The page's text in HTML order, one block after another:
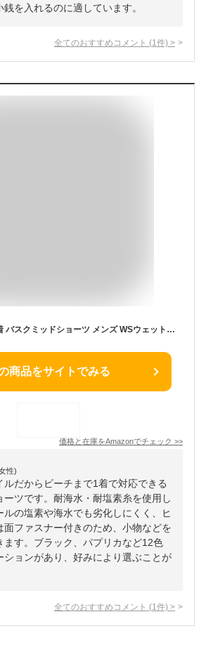
銭を入れるのに適しています。
全てのおすすめコメント (1 件) >
[ヘリーハンセン] 水着 バスクミッドショーツ メンズ WSウェットサンド L
商品をサイトでみる
価格と在庫をAmazonでチェック >>
性)
ルだからビーチまで1着で対応できる
ーツです。耐海水・耐塩素糸を使用し
ルの塩素や海水でも劣化しにくく、ヒ
面ファスナー付きのため、小物などを
ます。ブラック、パプリカなど12色
ションがあり、好みにより選ぶことが
全てのおすすめコメント (1 件) >